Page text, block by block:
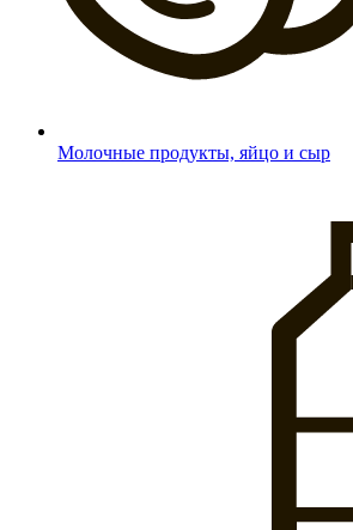
Молочные продукты, яйцо и сыр